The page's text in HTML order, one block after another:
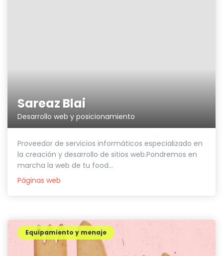
Sareaz Blai
Desarrollo web y posicionamiento
Proveedor de servicios informáticos especializado en
la creación y desarrollo de sitios web.Pondremos en
marcha la web de tu food...
Páginas web
Equipamiento y menaje